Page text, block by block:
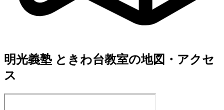
明光義塾 ときわ台教室の地図・アクセ
ス